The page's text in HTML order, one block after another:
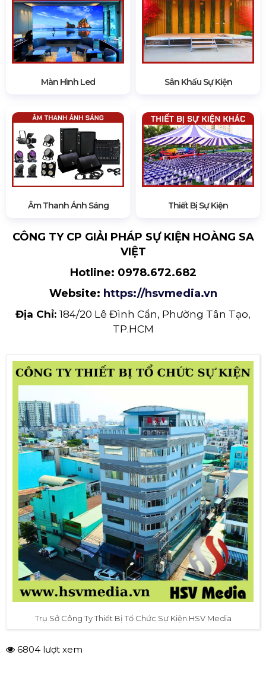
Màn Hình Led Sân Khấu Sự Kiện
Âm Thanh Ánh Sáng Thiết Bị Sự Kiện
CÔNG TY CP GIẢI PHÁP SỰ KIỆN HOÀNG SA
VIỆT
Hotline: 0978.672.682
Website: https://hsvmedia.vn
Địa Chỉ: 184/20 Lê Đình Cẩn, Phường Tân Tạo,
TP.HCM
Trụ Sở Công Ty Thiết Bị Tổ Chức Sự Kiện HSV Media
6804 lượt xem